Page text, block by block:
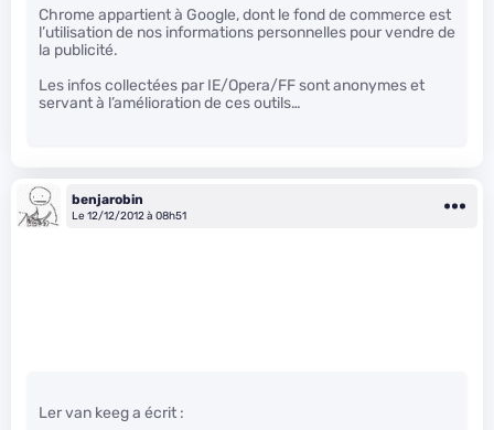
Chrome appartient à Google, dont le fond de commerce est
l’utilisation de nos informations personnelles pour vendre de
la publicité.
Les infos collectées par IE/Opera/FF sont anonymes et
servant à l’amélioration de ces outils…
benjarobin
Le 12/12/2012 à 08h51
Ler van keeg a écrit :